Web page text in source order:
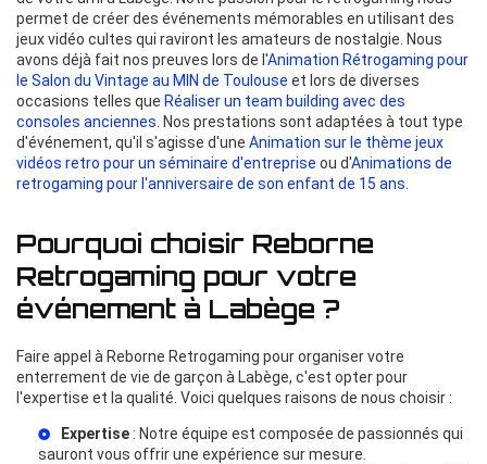
permet de créer des événements mémorables en utilisant des
jeux vidéo cultes qui raviront les amateurs de nostalgie. Nous
avons déjà fait nos preuves lors de l'Animation Rétrogaming pour
le Salon du Vintage au MIN de Toulouse et lors de diverses
occasions telles que Réaliser un team building avec des
consoles anciennes . Nos prestations sont adaptées à tout type
d'événement, qu'il s'agisse d'une Animation sur le thème jeux
vidéos retro pour un séminaire d'entreprise ou d'Animations de
retrogaming pour l'anniversaire de son enfant de 15 ans
Pourquoi choisir Reborne
Retrogaming pour votre
événement à Labège ?
Faire appel à Reborne Retrogaming pour organiser votre
enterrement de vie de garçon à Labège, c'est opter pour
l'expertise et la qualité. Voici quelques raisons de nous choisir :
Expertise : Notre équipe est composée de passionnés qui
sauront vous offrir une expérience sur mesure.